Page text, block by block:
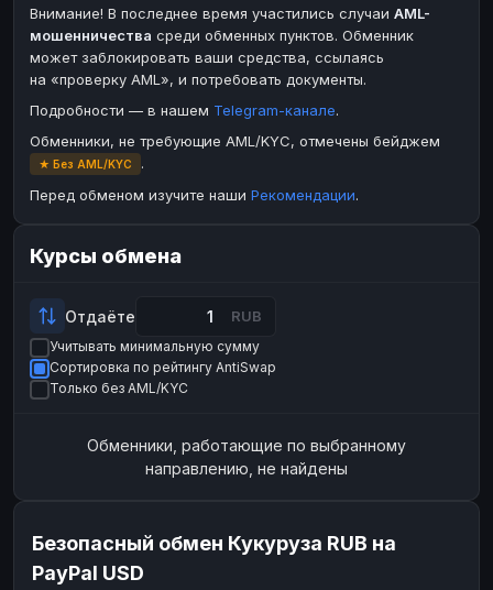
SOL
Ripple XRP Ripple
Paxum USD
Perfect Money
Payoneer USD
ЮMoney RUB
Paxum
Payoneer
БАЛАНСЫ КРИПТОБИРЖ
Binance
RUB СБЕР
Внимание! В последнее время участились случаи AML-
мошенничества среди обменных пунктов. Обменник
может заблокировать ваши средства, ссылаясь
на «проверку AML», и потребовать документы.
Подробности — в нашем Telegram-канале.
Обменники, не требующие AML/KYC, отмечены бейджем
★ Без AML/KYC
.
Перед обменом изучите наши Рекомендации.
Курсы обмена
Отдаёте RUB
Учитывать минимальную сумму
Сортировка по рейтингу AntiSwap
Только без AML/KYC
Обменники, работающие по выбранному
направлению, не найдены
Безопасный обмен Кукуруза RUB на
PayPal USD